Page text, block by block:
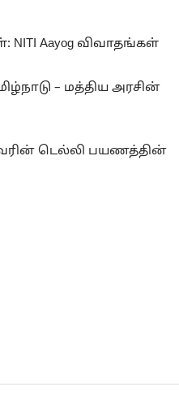
Aayog விவாதங்கள்
– மத்திய அரசின்
டெல்லி பயணத்தின்